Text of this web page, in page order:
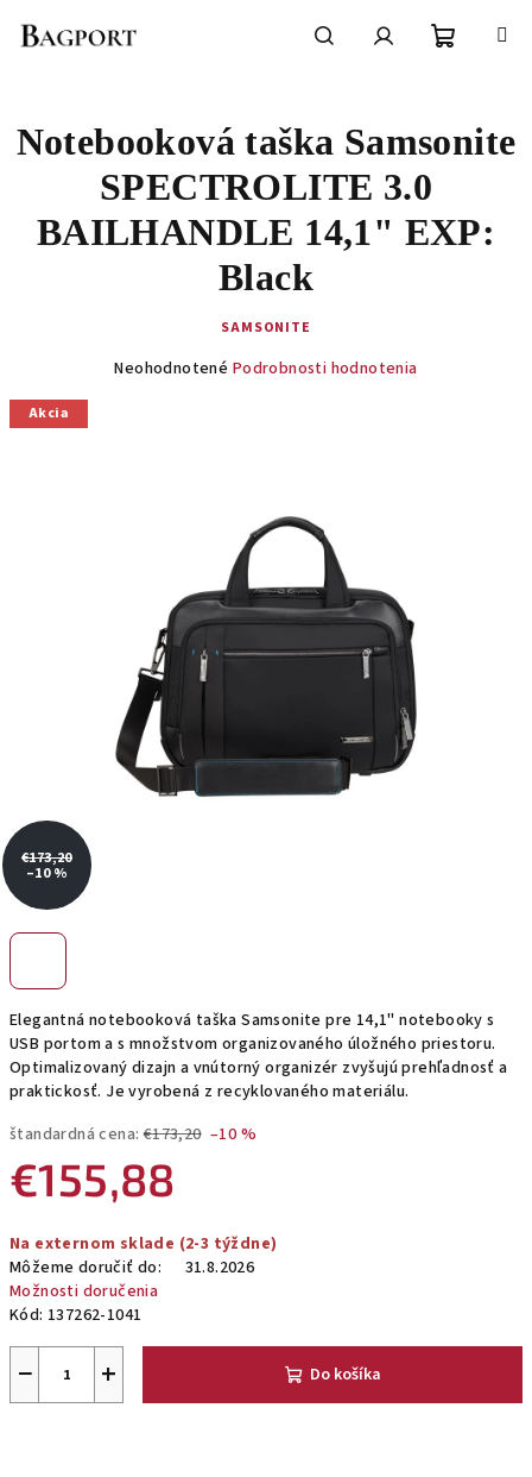
košík
Elegantná notebooková taška Samsonite pre 14,1" notebooky s
USB portom a s množstvom organizovaného úložného priestoru.
Optimalizovaný dizajn a vnútorný organizér zvyšujú prehľadnosť a
praktickosť. Je vyrobená z recyklovaného materiálu.
štandardná cena: €173,20 –10 %
€155,88
cena:
Na externom sklade (2-3 týždne)
Môžeme doručiť do:
31.8.2026
Možnosti doručenia
Kód: 137262-1041
+
− Do košíka
Notebooková taška Samsonite
SPECTROLITE 3.0
BAILHANDLE 14,1" EXP:
Black
SAMSONITE
produktu
Neohodnotené Podrobnosti hodnotenia
Akcia
€173,20
–10 %